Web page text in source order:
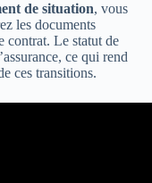
de situation, vous
les documents
contrat. Le statut de
ce qui rend
ces transitions.